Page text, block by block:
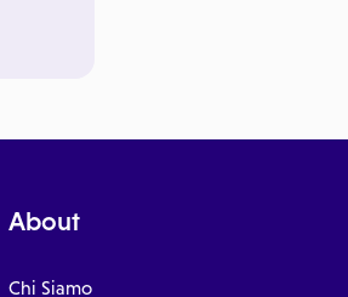
About
Chi Siamo